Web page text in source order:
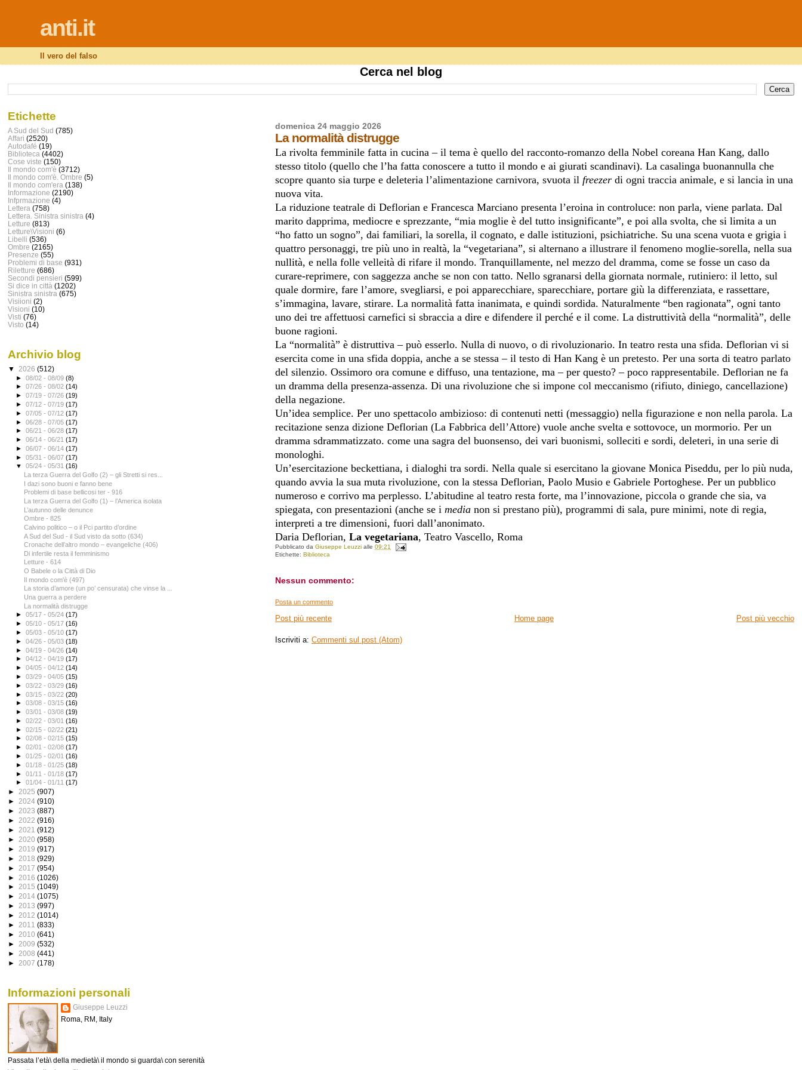
anti.it
Il vero del falso
Cerca nel blog
domenica 24 maggio 2026
La normalità distrugge
La rivolta femminile fatta in cucina – il tema è quello del racconto-romanzo della Nobel coreana Han Kang, dallo
stesso titolo (quello che l’ha fatta conoscere a tutto il mondo e ai giurati scandinavi). La casalinga buonannulla che
scopre quanto sia turpe e deleteria l’alimentazione carnivora, svuota il freezer di ogni traccia animale, e si lancia in una
nuova vita.
La riduzione teatrale di Deflorian e Francesca Marciano presenta l’eroina in controluce: non parla, viene parlata. Dal
marito dapprima, mediocre e sprezzante, “mia moglie è del tutto insignificante”, e poi alla svolta, che si limita a un
“ho fatto un sogno”, dai familiari, la sorella, il cognato, e dalle istituzioni, psichiatriche. Su una scena vuota e grigia i
quattro personaggi, tre più uno in realtà, la “vegetariana”, si alternano a illustrare il fenomeno moglie-sorella, nella sua
nullità, e nella folle velleità di rifare il mondo. Tranquillamente, nel mezzo del dramma, come se fosse un caso da
curare-reprimere, con saggezza anche se non con tatto. Nello sgranarsi della giornata normale, rutiniero: il letto, sul
quale dormire, fare l’amore, svegliarsi, e poi apparecchiare, sparecchiare, portare giù la differenziata, e rassettare,
s’immagina, lavare, stirare. La normalità fatta inanimata, e quindi sordida. Naturalmente “ben ragionata”, ogni tanto
uno dei tre affettuosi carnefici si sbraccia a dire e difendere il perché e il come. La distruttività della “normalità”, delle
buone ragioni.
La “normalità” è distruttiva – può esserlo. Nulla di nuovo, o di rivoluzionario. In teatro resta una sfida. Deflorian vi si
esercita come in una sfida doppia, anche a se stessa – il testo di Han Kang è un pretesto. Per una sorta di teatro parlato
del silenzio. Ossimoro ora comune e diffuso, una tentazione, ma – per questo? – poco rappresentabile. Deflorian ne fa
un dramma della presenza-assenza. Di una rivoluzione che si impone col meccanismo (rifiuto, diniego, cancellazione)
della negazione.
Un’idea semplice. Per uno spettacolo ambizioso: di contenuti netti (messaggio) nella figurazione e non nella parola. La
recitazione senza dizione Deflorian (La Fabbrica dell’Attore) vuole anche svelta e sottovoce, un mormorio. Per un
dramma sdrammatizzato. come una sagra del buonsenso, dei vari buonismi, solleciti e sordi, deleteri, in una serie di
monologhi.
Un’esercitazione beckettiana, i dialoghi tra sordi. Nella quale si esercitano la giovane Monica Piseddu, per lo più nuda,
quando avvia la sua muta rivoluzione, con la stessa Deflorian, Paolo Musio e Gabriele Portoghese. Per un pubblico
numeroso e corrivo ma perplesso. L’abitudine al teatro resta forte, ma l’innovazione, piccola o grande che sia, va
spiegata, con presentazioni (anche se i medianon si prestano più), programmi di sala, pure minimi, note di regia,
interpreti a tre dimensioni, fuori dall’anonimato.
Daria Deflorian, La vegetariana, Teatro Vascello, Roma
Pubblicato daGiuseppe Leuzzi alle09:21
Etichette:Biblioteca
Nessun commento:
Posta un commento
Post più recente Post più vecchio
Home page
Iscriviti a:Commenti sul post (Atom)
Etichette
A Sud del Sud (785)
Affari (2520)
Autodafé (19)
Biblioteca (4402)
Cose viste (150)
Il mondo com'è (3712)
Il mondo com'è. Ombre (5)
Il mondo com'era (138)
Informazione (2190)
Infprmazione (4)
Lettera (758)
Lettera. Sinistra sinistra (4)
Letture (813)
Letture\Visioni (6)
Libelli (536)
Ombre (2165)
Presenze (55)
Problemi di base (931)
Riletture (686)
Secondi pensieri (599)
Si dice in città (1202)
Sinistra sinistra (675)
Visiioni (2)
Visioni (10)
Visti (76)
Visto (14)
Archivio blog
▼ 2026 (512)
►08/02 - 08/09(8)
►07/26 - 08/02(14)
►07/19 - 07/26(19)
►07/12 - 07/19(17)
►07/05 - 07/12(17)
►06/28 - 07/05(17)
►06/21 - 06/28(17)
►06/14 - 06/21(17)
►06/07 - 06/14(17)
►05/31 - 06/07(17)
▼05/24 - 05/31(16)
La terza Guerra del Golfo (2) – gli Stretti si res...
I dazi sono buoni e fanno bene
Problemi di base bellicosi ter - 916
La terza Guerra del Golfo (1) – l’America isolata
L’autunno delle denunce
Ombre - 825
Calvino politico – o il Pci partito d’ordine
A Sud del Sud - il Sud visto da sotto (634)
Cronache dell’altro mondo – evangeliche (406)
Di infertile resta il femminismo
Letture - 614
O Babele o la Città di Dio
Il mondo com'è (497)
La storia d’amore (un po’ censurata) che vinse la ...
Una guerra a perdere
La normalità distrugge
►05/17 - 05/24(17)
►05/10 - 05/17(16)
►05/03 - 05/10(17)
►04/26 - 05/03(18)
►04/19 - 04/26(14)
►04/12 - 04/19(17)
►04/05 - 04/12(14)
►03/29 - 04/05(15)
►03/22 - 03/29(16)
►03/15 - 03/22(20)
►03/08 - 03/15(16)
►03/01 - 03/08(19)
►02/22 - 03/01(16)
►02/15 - 02/22(21)
►02/08 - 02/15(15)
►02/01 - 02/08(17)
►01/25 - 02/01(16)
►01/18 - 01/25(18)
►01/11 - 01/18(17)
►01/04 - 01/11(17)
► 2025 (907)
► 2024 (910)
► 2023 (887)
► 2022 (916)
► 2021 (912)
► 2020 (958)
► 2019 (917)
► 2018 (929)
► 2017 (954)
► 2016 (1026)
► 2015 (1049)
► 2014 (1075)
► 2013 (997)
► 2012 (1014)
► 2011 (833)
► 2010 (641)
► 2009 (532)
► 2008 (441)
► 2007 (178)
Informazioni personali
Giuseppe Leuzzi
Roma, RM, Italy
Passata l’età\ della medietà\ il mondo si guarda\ con serenità